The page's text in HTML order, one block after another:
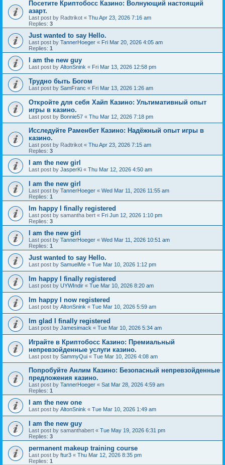
Посетите Криптобосс Казино: Волнующий настоящий
азарт.
Last post by Radtrikot « Thu Apr 23, 2026 7:16 am
Replies: 3
Just wanted to say Hello.
Last post by TannerHoeger « Fri Mar 20, 2026 4:05 am
Replies: 1
I am the new guy
Last post by AltonSnink « Fri Mar 13, 2026 12:58 pm
Трудно быть Богом
Last post by SamFranc « Fri Mar 13, 2026 1:26 am
Откройте для себя Хайп Казино: Ультимативный опыт
игры в казино.
Last post by Bonnie57 « Thu Mar 12, 2026 7:18 pm
Исследуйте Раменбет Казино: Надёжный опыт игры в
казино.
Last post by Radtrikot « Thu Apr 23, 2026 7:15 am
Replies: 3
I am the new girl
Last post by JasperKi « Thu Mar 12, 2026 4:50 am
I am the new girl
Last post by TannerHoeger « Wed Mar 11, 2026 11:55 am
Replies: 1
Im happy I finally registered
Last post by samantha bert « Fri Jun 12, 2026 1:10 pm
Replies: 3
I am the new girl
Last post by TannerHoeger « Wed Mar 11, 2026 10:51 am
Replies: 1
Just wanted to say Hello.
Last post by SamuelMe « Tue Mar 10, 2026 1:12 pm
Im happy I finally registered
Last post by UYWIndir « Tue Mar 10, 2026 8:20 am
Im happy I now registered
Last post by AltonSnink « Tue Mar 10, 2026 5:59 am
Im glad I finally registered
Last post by Jamesimack « Tue Mar 10, 2026 5:34 am
Играйте в Криптобосс Казино: Премиальный
непревзойденные услуги казино.
Last post by SammyQui « Tue Mar 10, 2026 4:08 am
Попробуйте Анлим Казино: Безопасный непревзойденные
предложения казино.
Last post by TannerHoeger « Sat Mar 28, 2026 4:59 am
Replies: 1
I am the new one
Last post by AltonSnink « Tue Mar 10, 2026 1:49 am
I am the new guy
Last post by samanthabert « Tue May 19, 2026 6:31 pm
Replies: 3
permanent makeup training course
Last post by ftur3 « Thu Mar 12, 2026 8:35 pm
Replies: 1